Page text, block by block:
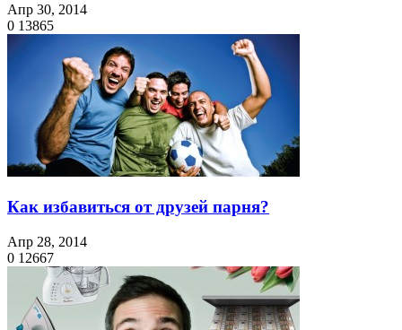
Апр 30, 2014
0 13865
Как избавиться от друзей парня?
Апр 28, 2014
0 12667